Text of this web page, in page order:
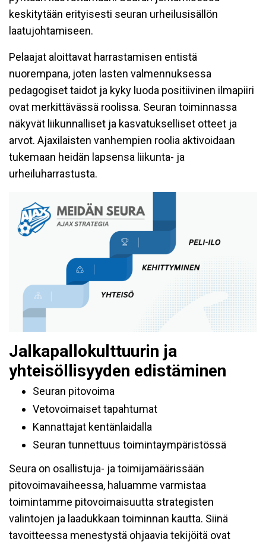
keskitytään erityisesti seuran urheilusisällön
laatujohtamiseen.
Pelaajat aloittavat harrastamisen entistä
nuorempana, joten lasten valmennuksessa
pedagogiset taidot ja kyky luoda positiivinen ilmapiiri
ovat merkittävässä roolissa. Seuran toiminnassa
näkyvät liikunnalliset ja kasvatukselliset otteet ja
arvot. Ajaxilaisten vanhempien roolia aktivoidaan
tukemaan heidän lapsensa liikunta- ja
urheiluharrastusta.
Jalkapallokulttuurin ja
yhteisöllisyyden edistäminen
Seuran pitovoima
Vetovoimaiset tapahtumat
Kannattajat kentänlaidalla
Seuran tunnettuus toimintaympäristössä
Seura on osallistuja- ja toimijamäärissään
pitovoimavaiheessa, haluamme varmistaa
toimintamme pitovoimaisuutta strategisten
valintojen ja laadukkaan toiminnan kautta. Siinä
tavoitteessa menestystä ohjaavia tekijöitä ovat